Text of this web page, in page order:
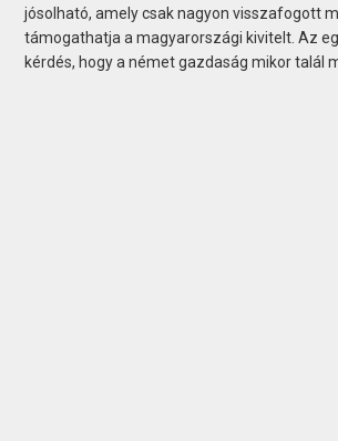
jósolható, amely csak nagyon visszafogott
támogathatja a magyarországi kivitelt. Az
kérdés, hogy a német gazdaság mikor talál